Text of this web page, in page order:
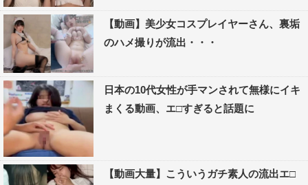
【動画】美少女コスプレイヤーさん、裏垢
のハメ撮りが流出・・・
日本の10代女性が手マンされて無様にイキ
まくる動画、エ□すぎると話題に
【動画大量】こういうガチ素人の流出エ□